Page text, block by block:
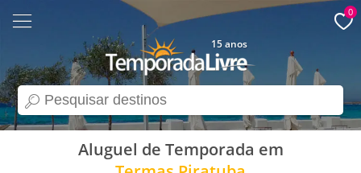
search
15 anos
0
Aluguel de Temporada em